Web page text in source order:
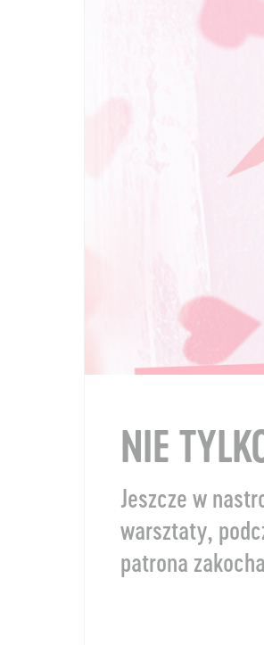
NIE
Jeszcze w
warsztaty,
patrona